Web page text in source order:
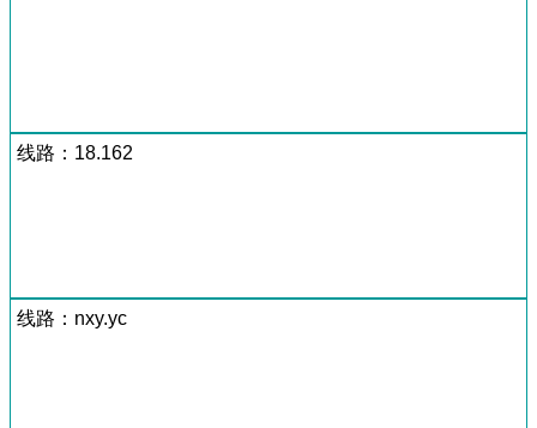
线路：18.162
线路：nxy.yc